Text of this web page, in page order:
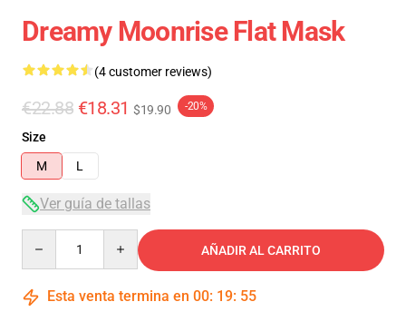
Dreamy Moonrise Flat Mask
(4 customer reviews)
€22.88 €18.31 $19.90 -20%
Size
M
L
Ver guía de tallas
AÑADIR AL CARRITO
Esta venta termina en 00: 19: 54